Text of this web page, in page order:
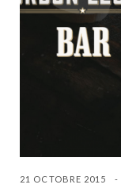
21 OCTOBRE 2015